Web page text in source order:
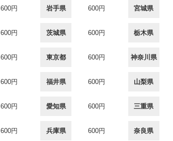
600円 岩手県 600円 宮城県
600円 茨城県 600円 栃木県
600円 東京都 600円 神奈川県
600円 福井県 600円 山梨県
600円 愛知県 600円 三重県
600円 兵庫県 600円 奈良県